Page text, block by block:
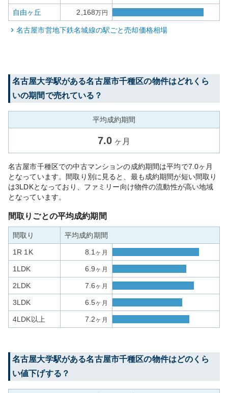
自由ヶ丘 2,168万円
名古屋市営地下鉄名城線の駅ごと売却価格相場
名古屋大学駅がある名古屋市千種区の物件はどれくら
いの期間で売れている？
平均成約期間
7.0 ヶ月
名古屋市千種区での中古マンションの成約期間は平均で7.0ヶ月
となっています。間取り別に見ると、最も成約期間が短い間取り
は3LDKとなっており、ファミリー向け物件の流動性が高い地域
となっています。
間取りごとの平均成約期間
間取り 平均成約期間
1R 1K 8.1 ヶ月
1LDK 6.9ヶ月
2LDK 7.6ヶ月
3LDK 6.5ヶ月
4LDK以上 7.2ヶ月
名古屋大学駅がある名古屋市千種区の物件はどのくら
い値下げする？